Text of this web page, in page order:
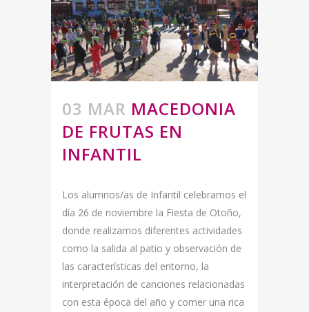
03 MAR MACEDONIA
DE FRUTAS EN
INFANTIL
Los alumnos/as de Infantil celebramos el
día 26 de noviembre la Fiesta de Otoño,
donde realizamos diferentes actividades
como la salida al patio y observación de
las características del entorno, la
interpretación de canciones relacionadas
con esta época del año y comer una rica